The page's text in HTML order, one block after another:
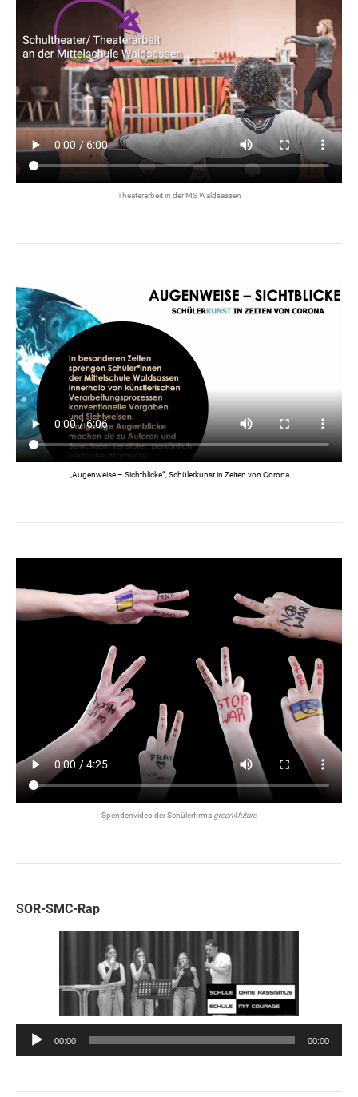
Theaterarbeit in der MS Waldsassen
„Augenweise – Sichtblicke“, Schülerkunst in Zeiten von Corona
Spendenvideo der Schülerfirma green4future
SOR-SMC-Rap
Audio-
00:00 00:00